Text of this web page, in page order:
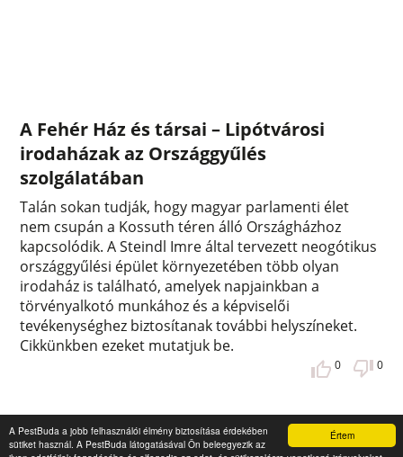
Értem
A PestBuda a jobb felhasználói élmény biztosítása érdekében
sütiket használ. A PestBuda látogatásával Ön beleegyezik az
A Fehér Ház és társai – Lipótvárosi
irodaházak az Országgyűlés
szolgálatában
Talán sokan tudják, hogy magyar parlamenti élet
nem csupán a Kossuth téren álló Országházhoz
kapcsolódik. A Steindl Imre által tervezett neogótikus
országgyűlési épület környezetében több olyan
irodaház is található, amelyek napjainkban a
törvényalkotó munkához és a képviselői
tevékenységhez biztosítanak további helyszíneket.
Cikkünkben ezeket mutatjuk be.
0 0